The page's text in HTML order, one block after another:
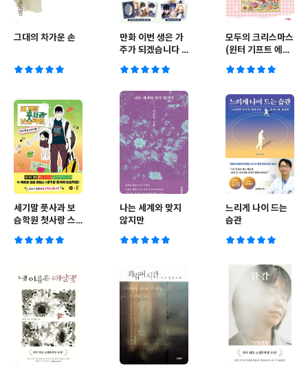
그대의 차가운 손
만화 이번 생은 가
주가 되겠습니다 2
모두의 크리스마스
(윈터 기프트 에디
세기말 풋사과 보
습학원 첫사랑 스
나는 세계와 맞지
않지만
느리게 나이 드는
습관